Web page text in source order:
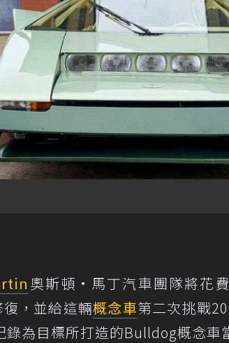
奧斯頓·馬丁汽車團隊將花
，並給這輛概念車第二次挑戰
錄為目標所打造的Bulldog概念車